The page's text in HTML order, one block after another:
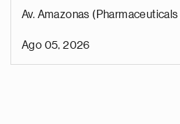
Av. Amazonas
Ago 05, 2026